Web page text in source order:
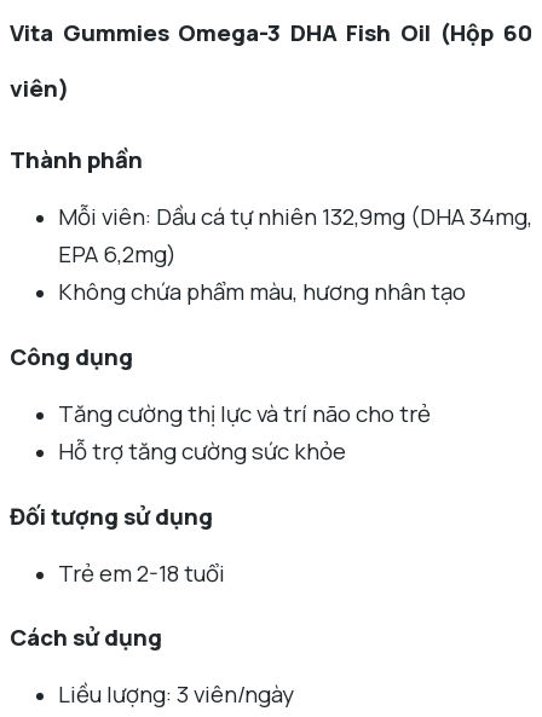
Vita Gummies Omega-3 DHA Fish Oil (Hộp 60
viên)
Thành phần
Mỗi viên: Dầu cá tự nhiên 132,9mg (DHA 34mg,
EPA 6,2mg)
Không chứa phẩm màu, hương nhân tạo
Công dụng
Tăng cường thị lực và trí não cho trẻ
Hỗ trợ tăng cường sức khỏe
Đối tượng sử dụng
Trẻ em 2-18 tuổi
Cách sử dụng
Liều lượng: 3 viên/ngày